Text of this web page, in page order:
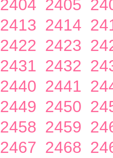
2404 2405
2413 2414
2422 2423
2431 2432
2440 2441
2449 2450
2458 2459
2467 2468